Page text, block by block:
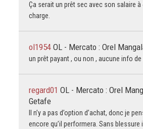
Ça serait un prêt sec avec son salaire à
charge.
ol1954 OL - Mercato : Orel
un prêt payant , ou non , aucune info de
regard01 OL - Mercato : Orel
Getafe
Il n’y a pas d’option d’achat, donc je
encore qu’il performera. Sans blessure